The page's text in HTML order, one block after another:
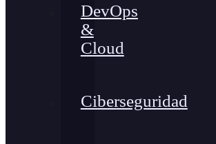
DevOps
&
Cloud
Ciberseguridad